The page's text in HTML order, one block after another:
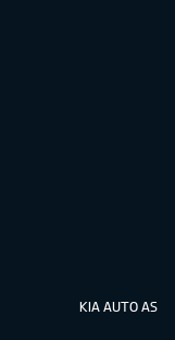
KIA AUTO AS